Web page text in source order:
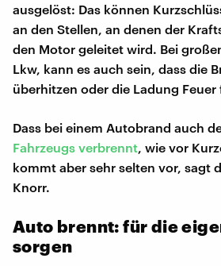
ausgelöst: Das können
an den Stellen, an denen der
den Motor geleitet wird. Bei
Lkw, kann es auch sein, dass die
überhitzen oder die Ladung Feuer
Dass bei einem Autobrand auch
Fahrzeugs verbrennt , wie vor
kommt aber sehr selten vor, sagt
Knorr.
Auto brennt: für die
sorgen